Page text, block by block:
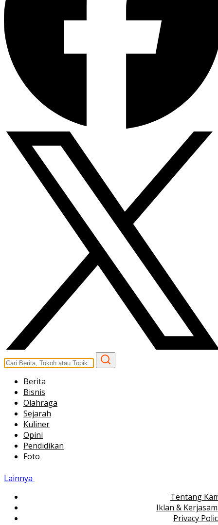
Berita
Bisnis
Olahraga
Sejarah
Kuliner
Opini
Pendidikan
Foto
Lainnya
Tentang
Iklan &
Privacy